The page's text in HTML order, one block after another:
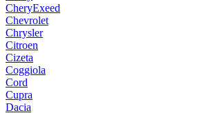
CheryExeed
Chevrolet
Chrysler
Citroen
Cizeta
Coggiola
Cord
Cupra
Dacia